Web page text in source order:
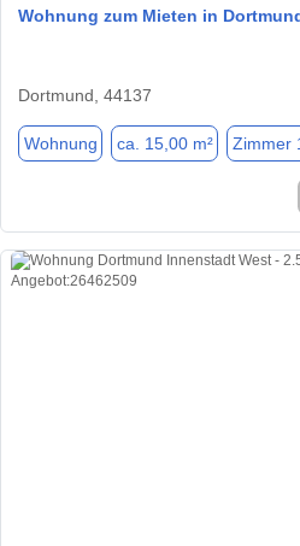
Wohnung zum Mieten in
Dortmund, 44137
Wohnung ca. 15,00 m² Zimmer